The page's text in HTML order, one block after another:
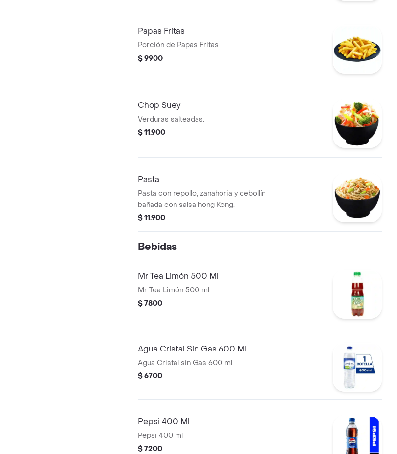
Papas Fritas
Porción de Papas Fritas
$ 9900
Chop Suey
Verduras salteadas.
$ 11.900
Pasta
Pasta con repollo, zanahoria y cebollín
bañada con salsa hong Kong.
$ 11.900
Bebidas
Mr Tea Limón 500 Ml
Mr Tea Limón 500 ml
$ 7800
Agua Cristal Sin Gas 600 Ml
Agua Cristal sin Gas 600 ml
$ 6700
Pepsi 400 Ml
Pepsi 400 ml
$ 7200